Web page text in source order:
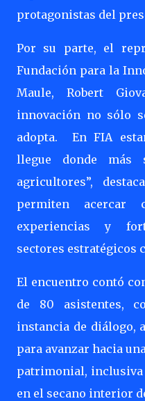
protagonistas del
Por su parte, el
Fundación para la
Maule, Robert
innovación no sólo
adopta. En FIA
llegue donde más
agricultores”,
permiten acercar
experiencias y
sectores estratégicos
El encuentro contó
de 80 asistentes,
instancia de diálogo,
para avanzar hacia
patrimonial,
en el secano interior